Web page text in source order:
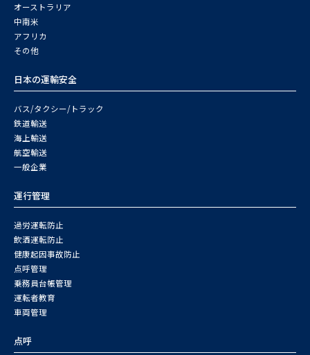
オーストラリア
中南米
アフリカ
その他
日本の運輸安全
バス/タクシー/トラック
鉄道輸送
海上輸送
航空輸送
一般企業
運行管理
過労運転防止
飲酒運転防止
健康起因事故防止
点呼管理
乗務員台帳管理
運転者教育
車両管理
点呼